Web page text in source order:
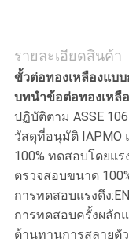
รายละเอียดสินค้า
ขั้วต่อทองเหลืองแบ
บทนำข้อต่อทองเหลื
ปฏิบัติตาม ASSE
วัสดุที่อนุมัติ IAPMO
100% ทดสอบโดยแ
ตรวจสอบขนาด
การทดสอบแรงดึง
การทดสอบครั้งผลัก
ต้านทานการสลายตัว